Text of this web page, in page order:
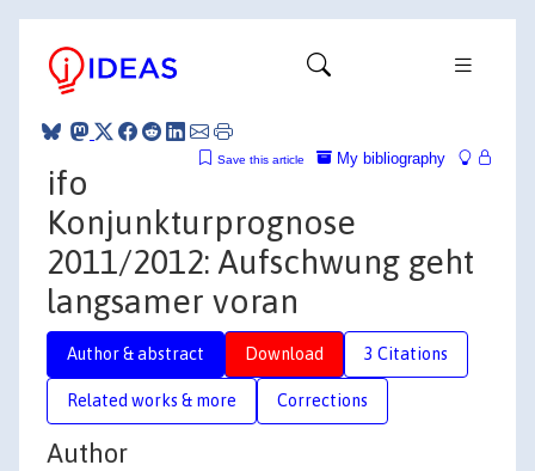
My bibliography
Save this article
ifo
Konjunkturprognose
2011/2012: Aufschwung geht
langsamer voran
Author & abstract Download 3 Citations
Related works & more Corrections
Author